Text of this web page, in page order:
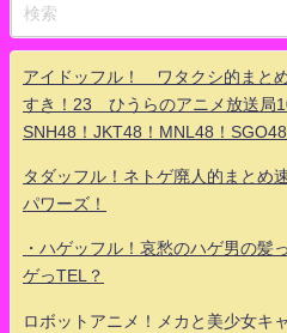
アイドッフル！ ワタクシ的まと
すき！23 ひうらのアニメ放送局
SNH48！JKT48！MNL48！
タダッフル！ネトゲ廃人的まとめ
パワーズ！
・ハゲッフル！哀愁のハゲ男の髪
ゲっTEL？
ロボットアニメ！メカと美少女キ